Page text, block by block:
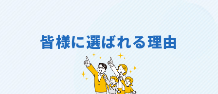
皆様に選ばれる理由